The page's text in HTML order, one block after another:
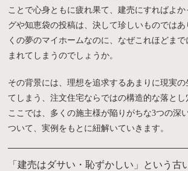
ことで心身ともに疲れ果て、建売にすればよ
グや知恵袋の投稿は、決して珍しいものでは
くの夢のマイホームなのに、なぜこれほどま
まれてしまうのでしょうか。
その背景には、理想を追求するあまりに現実
てしまう、注文住宅ならではの構造的な落とし
ここでは、多くの施主様が陥りがちな3つの深
ついて、実例をもとに紐解いていきます。
「建売はダサい・恥ずかしい」という古